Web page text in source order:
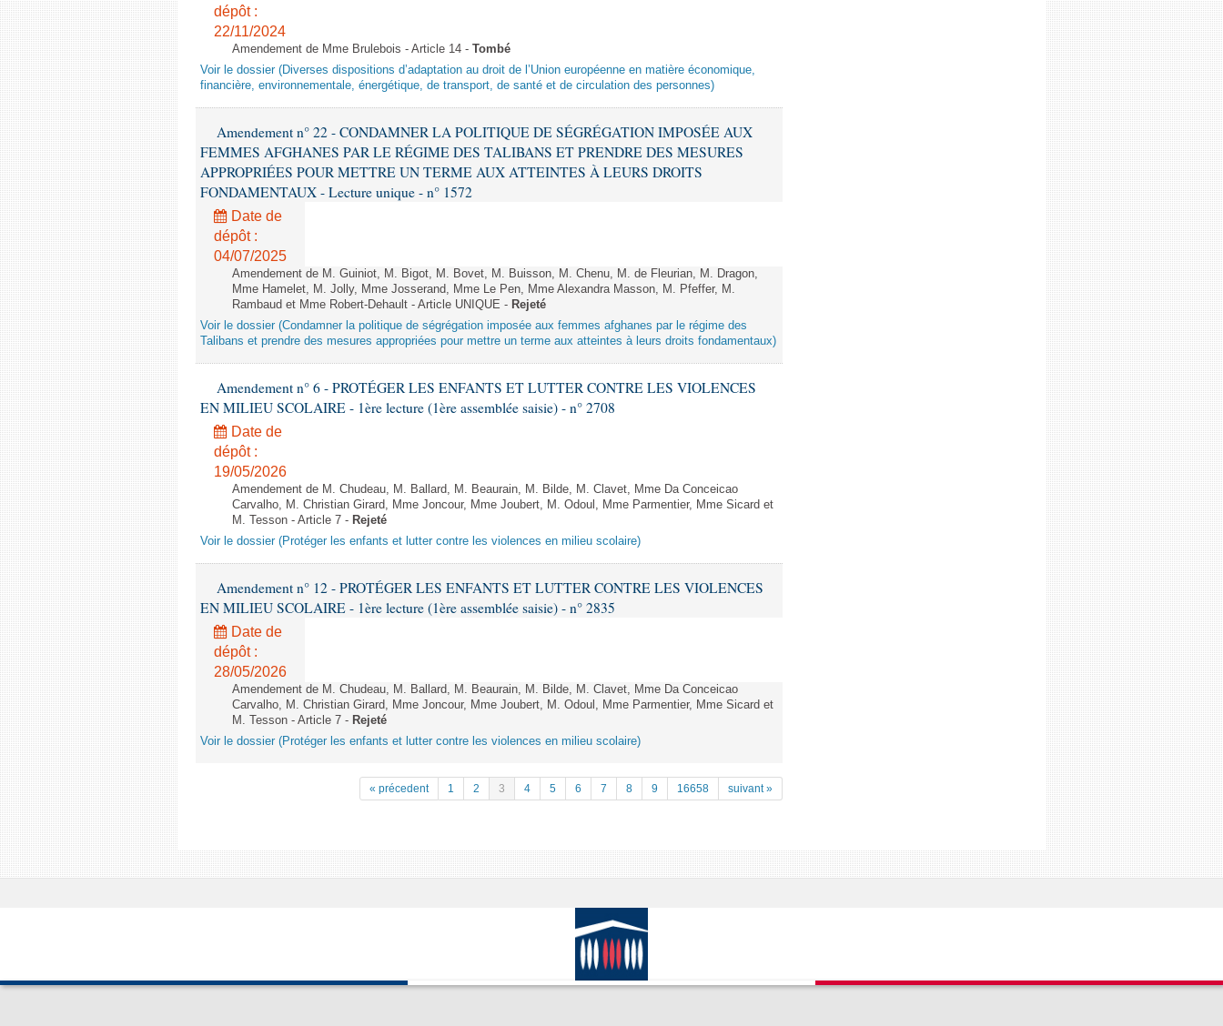
dépôt :
22/11/2024
Amendement de Mme Brulebois - Article 14 - Tombé
Voir le dossier (Diverses dispositions d’adaptation au droit de l’Union européenne en matière économique,
financière, environnementale, énergétique, de transport, de santé et de circulation des personnes)
Amendement n° 22 - CONDAMNER LA POLITIQUE DE SÉGRÉGATION IMPOSÉE AUX
FEMMES AFGHANES PAR LE RÉGIME DES TALIBANS ET PRENDRE DES MESURES
APPROPRIÉES POUR METTRE UN TERME AUX ATTEINTES À LEURS DROITS
FONDAMENTAUX - Lecture unique - n° 1572
Date de
dépôt :
04/07/2025
Amendement de M. Guiniot, M. Bigot, M. Bovet, M. Buisson, M. Chenu, M. de Fleurian, M. Dragon,
Mme Hamelet, M. Jolly, Mme Josserand, Mme Le Pen, Mme Alexandra Masson, M. Pfeffer, M.
Rambaud et Mme Robert-Dehault - Article UNIQUE - Rejeté
Voir le dossier (Condamner la politique de ségrégation imposée aux femmes afghanes par le régime des
Talibans et prendre des mesures appropriées pour mettre un terme aux atteintes à leurs droits fondamentaux)
Amendement n° 6 - PROTÉGER LES ENFANTS ET LUTTER CONTRE LES VIOLENCES
EN MILIEU SCOLAIRE - 1ère lecture (1ère assemblée saisie) - n° 2708
Date de
dépôt :
19/05/2026
Amendement de M. Chudeau, M. Ballard, M. Beaurain, M. Bilde, M. Clavet, Mme Da Conceicao
Carvalho, M. Christian Girard, Mme Joncour, Mme Joubert, M. Odoul, Mme Parmentier, Mme Sicard et
M. Tesson - Article 7 - Rejeté
Voir le dossier (Protéger les enfants et lutter contre les violences en milieu scolaire)
Amendement n° 12 - PROTÉGER LES ENFANTS ET LUTTER CONTRE LES VIOLENCES
EN MILIEU SCOLAIRE - 1ère lecture (1ère assemblée saisie) - n° 2835
Date de
dépôt :
28/05/2026
Amendement de M. Chudeau, M. Ballard, M. Beaurain, M. Bilde, M. Clavet, Mme Da Conceicao
Carvalho, M. Christian Girard, Mme Joncour, Mme Joubert, M. Odoul, Mme Parmentier, Mme Sicard et
M. Tesson - Article 7 - Rejeté
Voir le dossier (Protéger les enfants et lutter contre les violences en milieu scolaire)
« précedent 1 2 3 4 5 6 7 8 9 16658 suivant »